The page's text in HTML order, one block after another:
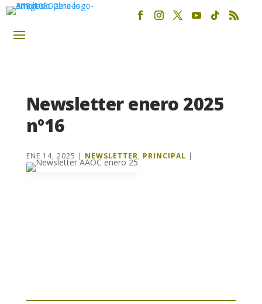
Newsletter enero 2025
nº16
ENE 14, 2025 | NEWSLETTER, PRINCIPAL |